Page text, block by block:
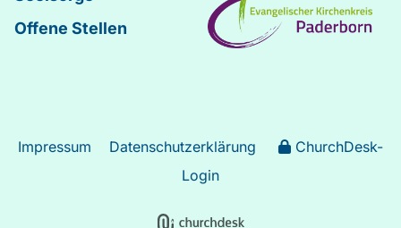
Offene Stellen
Impressum Datenschutzerklärung
ChurchDesk-
Login